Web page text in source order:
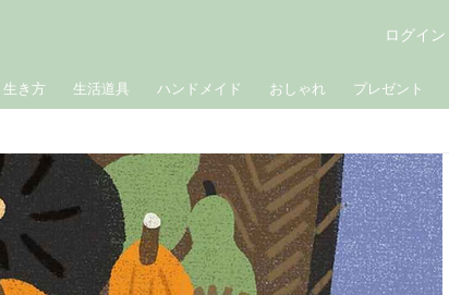
生き方 生活道具 ハンドメイド おしゃれ プレゼント
ログイン